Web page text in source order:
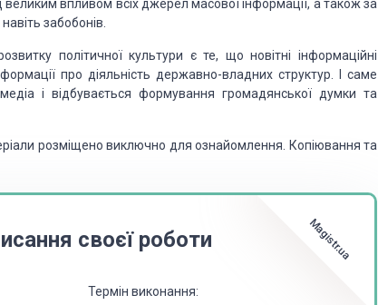
великим впливом всіх джерел масової інформації, а також за
забобонів.
політичної культури є те, що новітні інформаційні
про діяльність державно-владнихструктур. І саме
і відбувається формування громадянської думки та
розміщено виключно для ознайомлення. Копіювання та
Magistr.ua
своєї роботи
Термін виконання: